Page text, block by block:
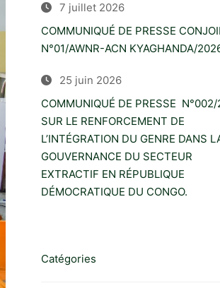
7 juillet 2026
COMMUNIQUÉ DE PRESSE
N°01/AWNR-ACN KYAGHANDA/
25 juin 2026
COMMUNIQUÉ DE PRESSE
SUR LE RENFORCEMENT DE
L’INTÉGRATION DU GENRE DANS
GOUVERNANCE DU SECTEUR
EXTRACTIF EN RÉPUBLIQUE
DÉMOCRATIQUE DU CONGO.
Catégories